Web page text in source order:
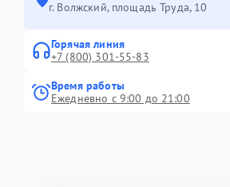
г. Волжский, площадь Труда, 10
Горячая линия
+7 (800) 301-55-83
Время работы
Ежедневно с 9:00 до 21:00